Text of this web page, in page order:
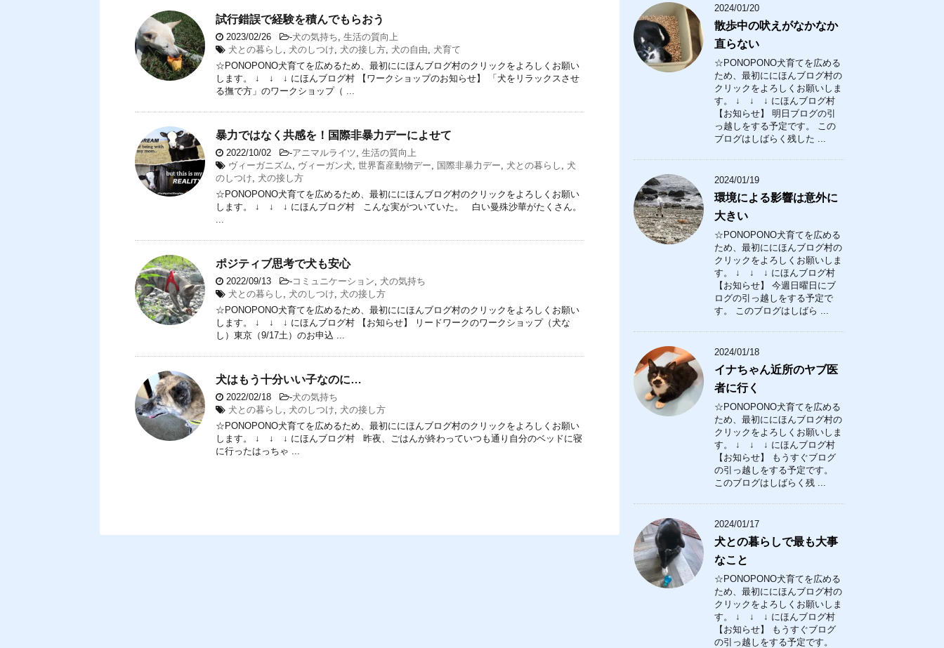
試行錯誤で経験を積んでもらおう
2023/02/26 -犬の気持ち, 生活の質向上
犬との暮らし , 犬のしつけ, 犬の接し方, 犬の自由, 犬育て
☆PONOPONO犬育てを広めるため、最初ににほんブログ村のクリックをよろしくお願い
します。 ↓ ↓ ↓ にほんブログ村 【ワークショップのお知らせ】 「犬をリラックスさせ
る撫で方」のワークショップ（ ...
暴力ではなく共感を！国際非暴力デーによせて
2022/10/02 -アニマルライツ, 生活の質向上
ヴィーガニズム, ヴィーガン犬, 世界畜産動物デー, 国際非暴力デー, 犬との暮らし , 犬
のしつけ, 犬の接し方
☆PONOPONO犬育てを広めるため、最初ににほんブログ村のクリックをよろしくお願い
します。 ↓ ↓ ↓ にほんブログ村 こんな実がついていた。 白い曼殊沙華がたくさん。
...
ポジティブ思考で犬も安心
2022/09/13 -コミュニケーション, 犬の気持ち
犬との暮らし , 犬のしつけ, 犬の接し方
☆PONOPONO犬育てを広めるため、最初ににほんブログ村のクリックをよろしくお願い
します。 ↓ ↓ ↓ にほんブログ村 【お知らせ】 リードワークのワークショップ（犬な
し）東京（9/17土）のお申込 ...
犬はもう十分いい子なのに…
2022/02/18 -犬の気持ち
犬との暮らし , 犬のしつけ, 犬の接し方
☆PONOPONO犬育てを広めるため、最初ににほんブログ村のクリックをよろしくお願い
します。 ↓ ↓ ↓ にほんブログ村 昨夜、ごはんが終わっていつも通り自分のベッドに寝
に行ったはっちゃ ...
2024/01/20
散歩中の吠えがなかなか
直らない
☆PONOPONO犬育てを広める
ため、最初ににほんブログ村の
クリックをよろしくお願いしま
す。 ↓ ↓ ↓ にほんブログ村
【お知らせ】 明日ブログの引
っ越しをする予定です。 この
ブログはしばらく残した ...
2024/01/19
環境による影響は意外に
大きい
☆PONOPONO犬育てを広める
ため、最初ににほんブログ村の
クリックをよろしくお願いしま
す。 ↓ ↓ ↓ にほんブログ村
【お知らせ】 今週日曜日にブ
ログの引っ越しをする予定で
す。 このブログはしばら ...
2024/01/18
イナちゃん近所のヤブ医
者に行く
☆PONOPONO犬育てを広める
ため、最初ににほんブログ村の
クリックをよろしくお願いしま
す。 ↓ ↓ ↓ にほんブログ村
【お知らせ】 もうすぐブログ
の引っ越しをする予定です。
このブログはしばらく残 ...
2024/01/17
犬との暮らしで最も大事
なこと
☆PONOPONO犬育てを広める
ため、最初ににほんブログ村の
クリックをよろしくお願いしま
す。 ↓ ↓ ↓ にほんブログ村
【お知らせ】 もうすぐブログ
の引っ越しをする予定です。